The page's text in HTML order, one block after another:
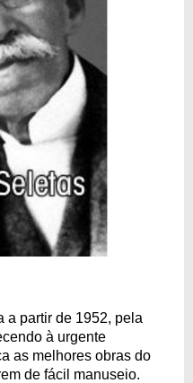
a partir de 1952, pela
à urgente
as melhores obras do
de fácil manuseio.